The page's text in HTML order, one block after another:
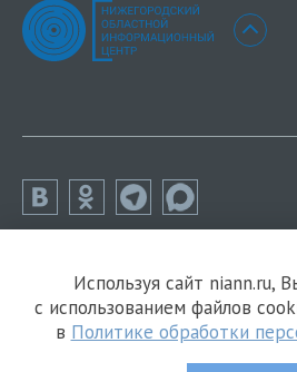
Используя сайт niann.ru,
с использованием файлов
в Политике обработки